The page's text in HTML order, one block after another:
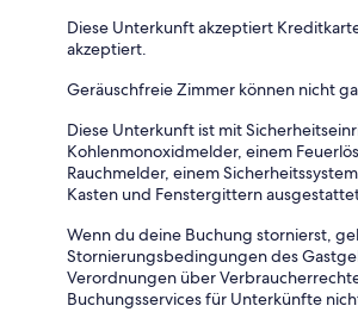
Diese Unterkunft akzeptiert
akzeptiert.
Geräuschfreie Zimmer können nicht
Diese Unterkunft ist mit
Kohlenmonoxidmelder, einem
Rauchmelder, einem
Kasten und Fenstergittern
Wenn du deine Buchung stornierst,
Stornierungsbedingungen des
Verordnungen über
Buchungsservices für Unterkünfte